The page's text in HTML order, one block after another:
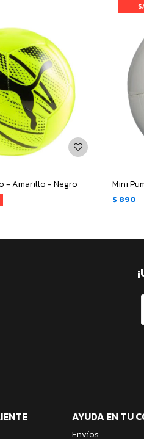
- Amarillo - Negro Mini
$ 890
AYUDA EN TU
Envíos